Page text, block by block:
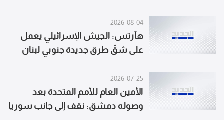
2026-08-04
هآرتس: الجيش الإسرائيلي يعمل
على شقّ طرق جديدة جنوبي لبنان
2026-07-25
الأمين العام للأمم المتحدة بعد
وصوله دمشق: نقف إلى جانب سوريا